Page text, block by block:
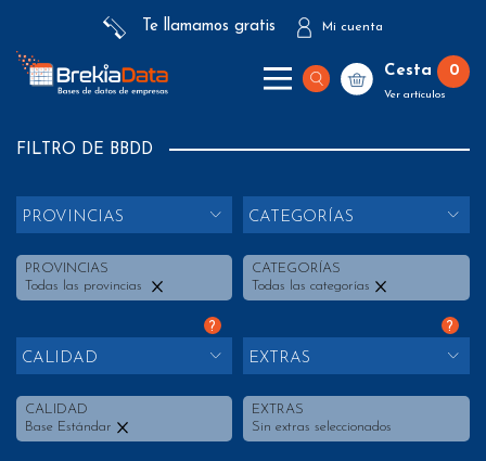
Te llamamos gratis Mi cuenta
Cesta 0
Ver artículos
FILTRO DE BBDD
PROVINCIAS
PROVINCIAS
Todas las provincias
CATEGORÍAS
CATEGORÍAS
Todas las categorías
?
CALIDAD
CALIDAD
Base Estándar
?
EXTRAS
EXTRAS
Sin extras seleccionados